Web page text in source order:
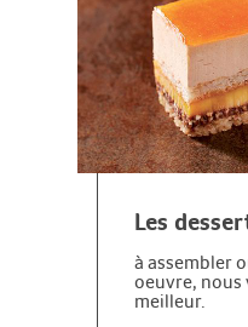
Les
à assembler
oeuvre, nous
meilleur.